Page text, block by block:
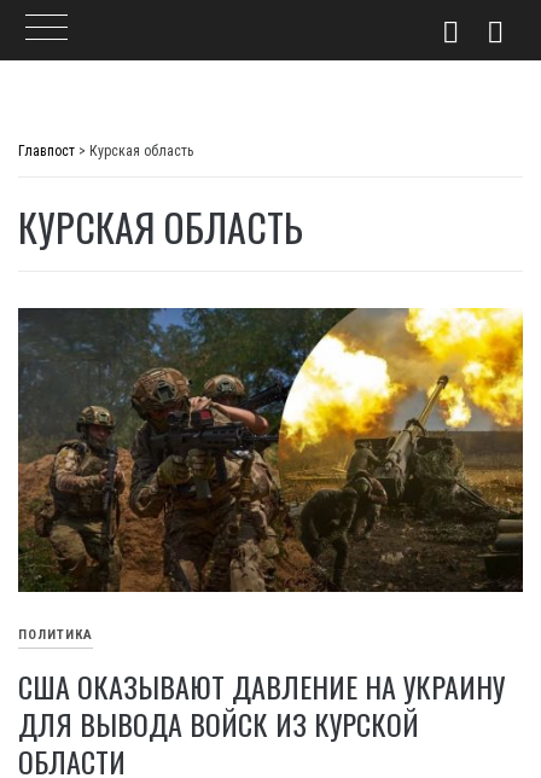
Главпост > Курская область
КУРСКАЯ ОБЛАСТЬ
ПОЛИТИКА
США ОКАЗЫВАЮТ ДАВЛЕНИЕ НА УКРАИНУ
ДЛЯ ВЫВОДА ВОЙСК ИЗ КУРСКОЙ
ОБЛАСТИ